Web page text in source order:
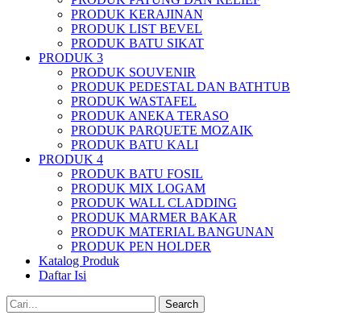
PRODUK KERAJINAN
PRODUK LIST BEVEL
PRODUK BATU SIKAT
PRODUK 3
PRODUK SOUVENIR
PRODUK PEDESTAL DAN BATHTUB
PRODUK WASTAFEL
PRODUK ANEKA TERASO
PRODUK PARQUETE MOZAIK
PRODUK BATU KALI
PRODUK 4
PRODUK BATU FOSIL
PRODUK MIX LOGAM
PRODUK WALL CLADDING
PRODUK MARMER BAKAR
PRODUK MATERIAL BANGUNAN
PRODUK PEN HOLDER
Katalog Produk
Daftar Isi
Search